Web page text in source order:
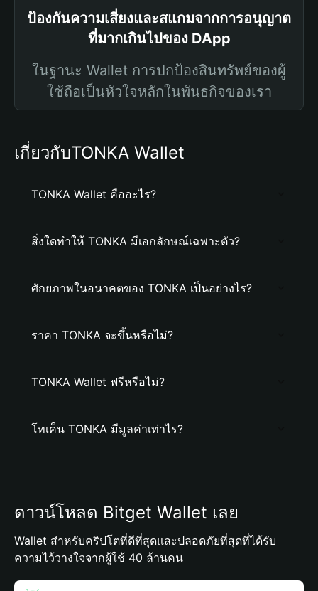
ป้องกันความเสี่ยงและสแกมจากการอนุญาต
ที่มากเกินไปของ DApp
ในฐานะ Wallet การปกป้องสินทรัพย์ของผู้
ใช้ถือเป็นหัวใจหลักในพันธกิจของเรา
เกี่ยวกับTONKA Wallet
TONKA Wallet คืออะไร?
สิ่งใดทำให้ TONKA มีเอกลักษณ์เฉพาะตัว?
ศักยภาพในอนาคตของ TONKA เป็นอย่างไร?
ราคา TONKA จะขึ้นหรือไม่?
TONKA Wallet ฟรีหรือไม่?
โทเค็น TONKA มีมูลค่าเท่าไร?
ดาวน์โหลด Bitget Wallet เลย
Wallet สำหรับคริปโตที่ดีที่สุดและปลอดภัยที่สุดที่ได้รับ
ความไว้วางใจจากผู้ใช้ 40 ล้านคน